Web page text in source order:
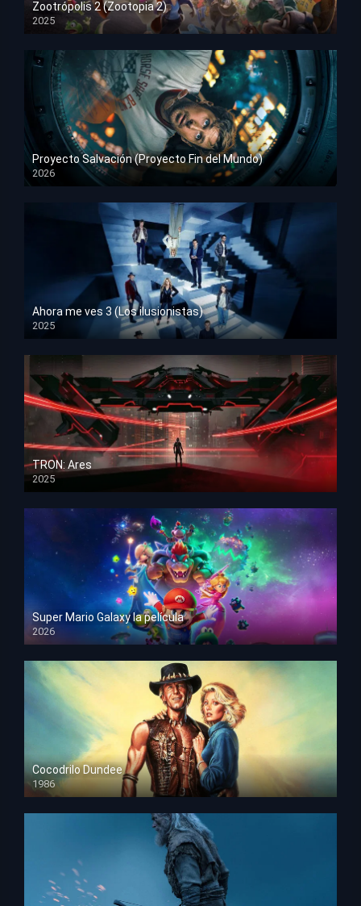
Zootrópolis 2 (Zootopia 2)
2025
HD 1080p
Proyecto Salvación (Proyecto Fin del Mundo)
2026
HD 1080p
Ahora me ves 3 (Los ilusionistas)
2025
HD 1080p
TRON: Ares
2025
HD 1080p
Super Mario Galaxy la película
2026
HD 1080p
Cocodrilo Dundee
1986
HD 1080p